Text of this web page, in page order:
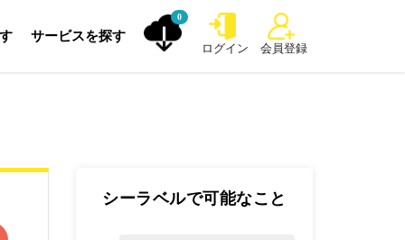
サービスを探す
0
ログイン 会員登録
シーラベルで可能なこと